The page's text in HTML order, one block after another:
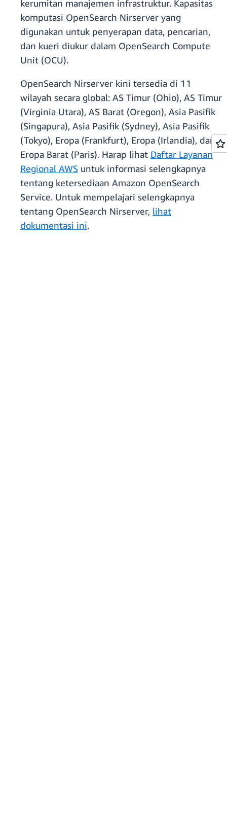
kerumitan manajemen infrastruktur. Kapasitas
komputasi OpenSearch Nirserver yang
digunakan untuk penyerapan data, pencarian,
dan kueri diukur dalam OpenSearch Compute
Unit (OCU).
OpenSearch Nirserver kini tersedia di 11
wilayah secara global: AS Timur (Ohio), AS Timur
(Virginia Utara), AS Barat (Oregon), Asia Pasifik
(Singapura), Asia Pasifik (Sydney), Asia Pasifik
(Tokyo), Eropa (Frankfurt), Eropa (Irlandia), dan
Eropa Barat (Paris). Harap lihat Daftar Layanan
Regional AWS untuk informasi selengkapnya
tentang ketersediaan Amazon OpenSearch
Service. Untuk mempelajari selengkapnya
tentang OpenSearch Nirserver, lihat
dokumentasi ini.